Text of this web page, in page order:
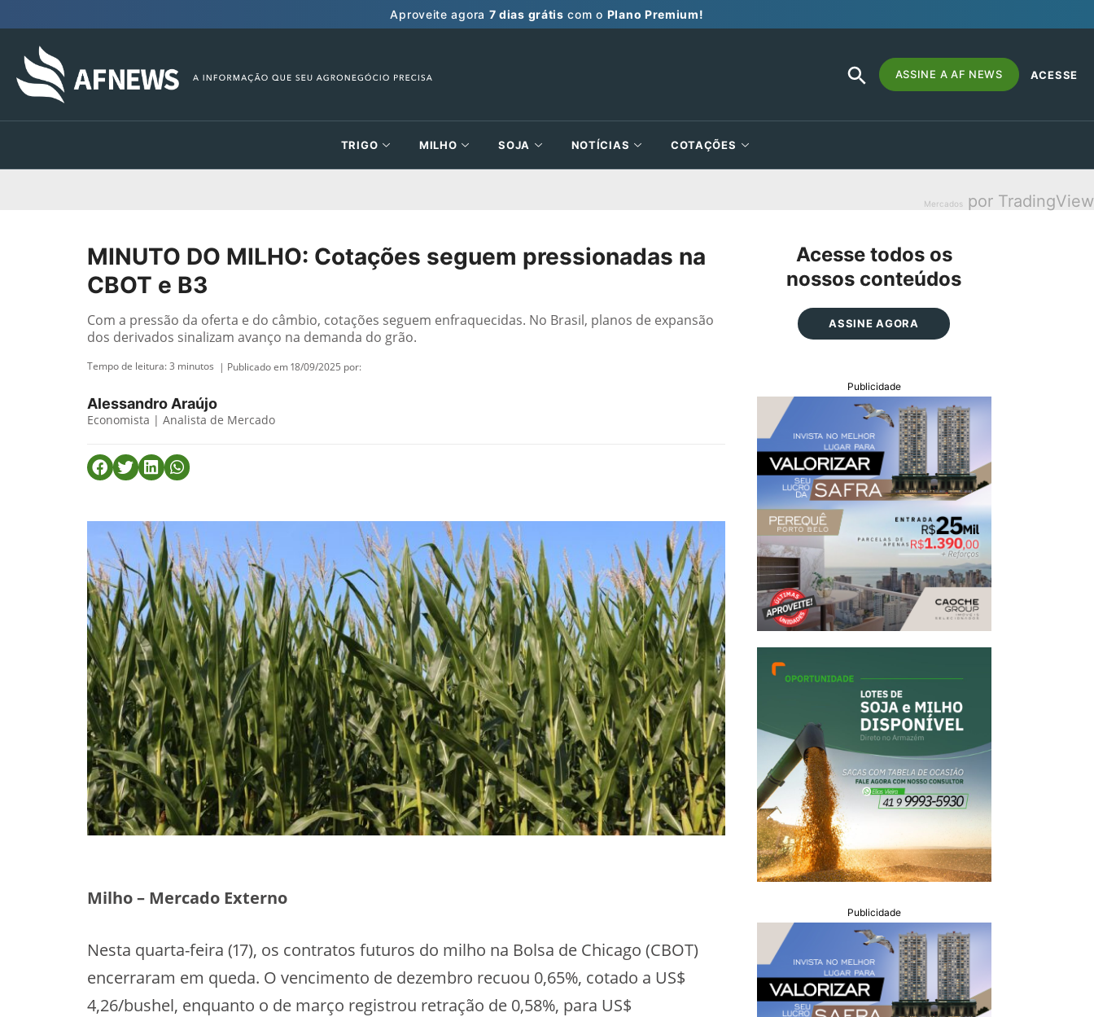
Aproveite agora 7 dias grátis com o Plano Premium!
Search
for:
SEARCH
BUTTON
ASSINE A AF NEWS ACESSE
TRIGO MILHO SOJA NOTÍCIAS COTAÇÕES
Mercados por TradingView
MINUTO DO MILHO: Cotações seguem pressionadas na
CBOT e B3
Com a pressão da oferta e do câmbio, cotações seguem enfraquecidas. No Brasil, planos de expansão
dos derivados sinalizam avanço na demanda do grão.
Tempo de leitura:3 minutos | Publicado em 18/09/2025 por:
Alessandro Araújo
Economista | Analista de Mercado
Milho – Mercado Externo
Nesta quarta-feira (17), os contratos futuros do milho na Bolsa de Chicago (CBOT)
encerraram em queda. O vencimento de dezembro recuou 0,65%, cotado a US$
4,26/bushel, enquanto o de março registrou retração de 0,58%, para US$
Acesse todos os
nossos conteúdos
ASSINE AGORA
Publicidade
Publicidade